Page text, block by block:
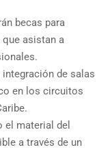
becas para
asistan a
integración de salas
en los circuitos
el material del
a través de un